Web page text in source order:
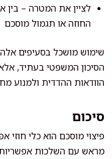
לציין את המטרה – בין
החוזה או תגמול מוסכם
שימוש מושכל בסעיפים
הסיכון המשפטי בעתיד,
הוודאות ההדדית ולמנוע
סיכום
פיצוי מוסכם הוא כלי
מראש עם השלכות